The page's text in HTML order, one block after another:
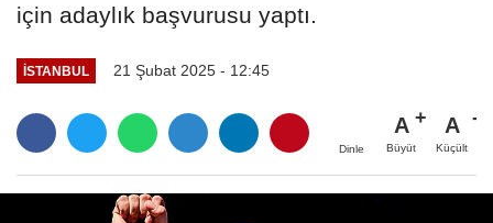
için adaylık başvurusu yaptı.
İSTANBUL 21 Şubat 2025 - 12:45
Dinle
A
Büyüt
A
Küçült